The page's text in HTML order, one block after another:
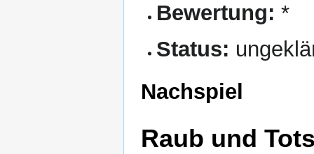
Bewertung: *
Status:
Nachspiel
Raub und